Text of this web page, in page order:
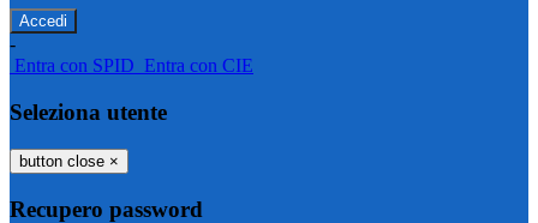
-
Entra con SPID Entra con CIE
Seleziona utente
button close ×
Recupero password